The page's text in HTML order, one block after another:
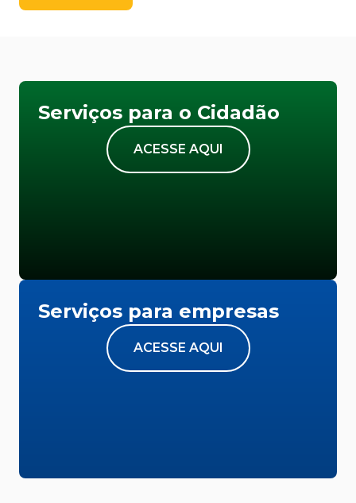
Serviços para o Cidadão
ACESSE AQUI
Serviços para empresas
ACESSE AQUI